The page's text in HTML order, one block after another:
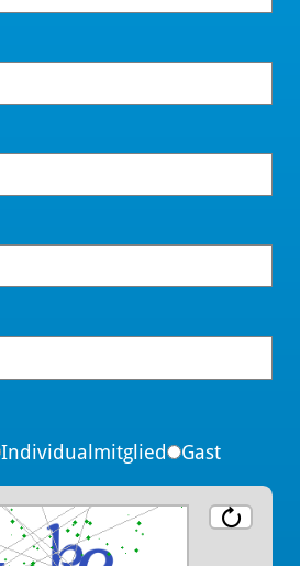
Individualmitglied Gast